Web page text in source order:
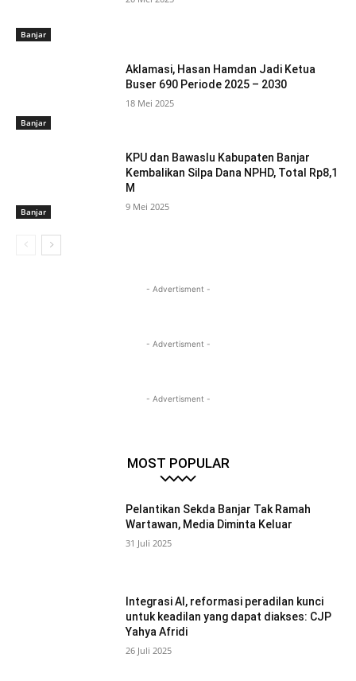
Banjar
Banjar
Aklamasi, Hasan Hamdan Jadi Ketua
Buser 690 Periode 2025 – 2030
18 Mei 2025
Banjar
KPU dan Bawaslu Kabupaten Banjar
Kembalikan Silpa Dana NPHD, Total Rp8,1
M
9 Mei 2025
- Advertisment -
- Advertisment -
- Advertisment -
MOST POPULAR
Pelantikan Sekda Banjar Tak Ramah
Wartawan, Media Diminta Keluar
31 Juli 2025
Integrasi AI, reformasi peradilan kunci
untuk keadilan yang dapat diakses: CJP
Yahya Afridi
26 Juli 2025